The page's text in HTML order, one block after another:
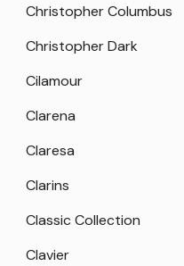
Christopher Columbus
Christopher Dark
Cilamour
Clarena
Claresa
Clarins
Classic Collection
Clavier